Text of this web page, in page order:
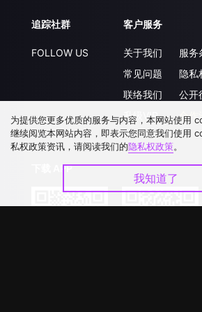
追踪社群
FOLLOW US
客户服务
关于我们
常见问题
联络我们
升级VIP
服务
隐私
公开
合作
下载 APP
为提供您更多优质的服务与内容，本网站使用
继续阅览本网站内容，即表示您同意我们使用
私权政策资讯，请阅读我们的隐私权政策。
我知道了